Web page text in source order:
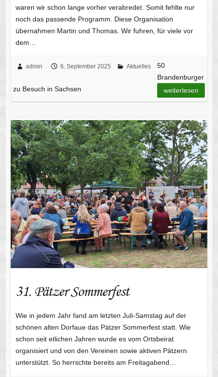
waren wir schon lange vorher verabredet. Somit fehlte nur
noch das passende Programm. Diese Organisation
übernahmen Martin und Thomas. Wir fuhren, für viele vor
dem…
admin 6. September 2025 Aktuelles
50
Brandenburger
zu Besuch in Sachsen
weiterlesen
31. Pätzer Sommerfest
31. Pätzer Sommerfest
Wie in jedem Jahr fand am letzten Juli-Samstag auf der
schönen alten Dorfaue das Pätzer Sommerfest statt. Wie
schon seit etlichen Jahren wurde es vom Ortsbeirat
organisiert und von den Vereinen sowie aktiven Pätzern
unterstützt. So herrschte bereits am Freitagabend…